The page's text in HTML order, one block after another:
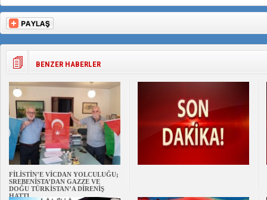
BENZER HABERLER
FİLİSTİN’E VİCDAN YOLCULUĞU;
SREBENİSTA’DAN GAZZE VE
DOĞU TÜRKİSTAN’A DİRENİŞ
HATTI